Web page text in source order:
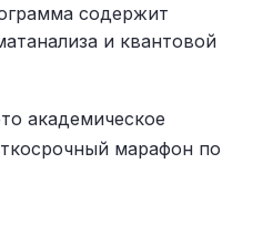
содержит
и квантовой
академическое
марафон по